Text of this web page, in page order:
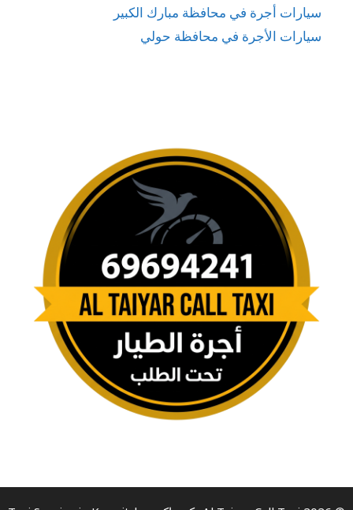
سيارات أجرة في محافظة مبارك الكبير
سيارات الأجرة في محافظة حولي